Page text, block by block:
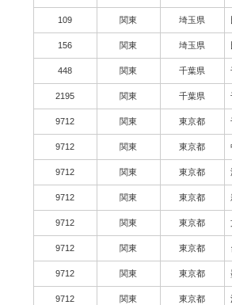
109 関東 埼玉県
156 関東 埼玉県
448 関東 千葉県
2195 関東 千葉県
9712 関東 東京都
9712 関東 東京都
9712 関東 東京都
9712 関東 東京都
9712 関東 東京都
9712 関東 東京都
9712 関東 東京都
9712 関東 東京都